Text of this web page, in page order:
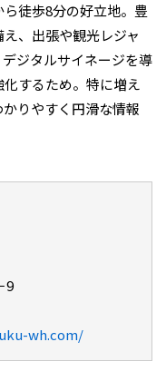
徒歩8分の好立地。豊
、出張や観光レジャ
ジタルサイネージを導
するため。特に増え
りやすく円滑な情報
9
wh.com/